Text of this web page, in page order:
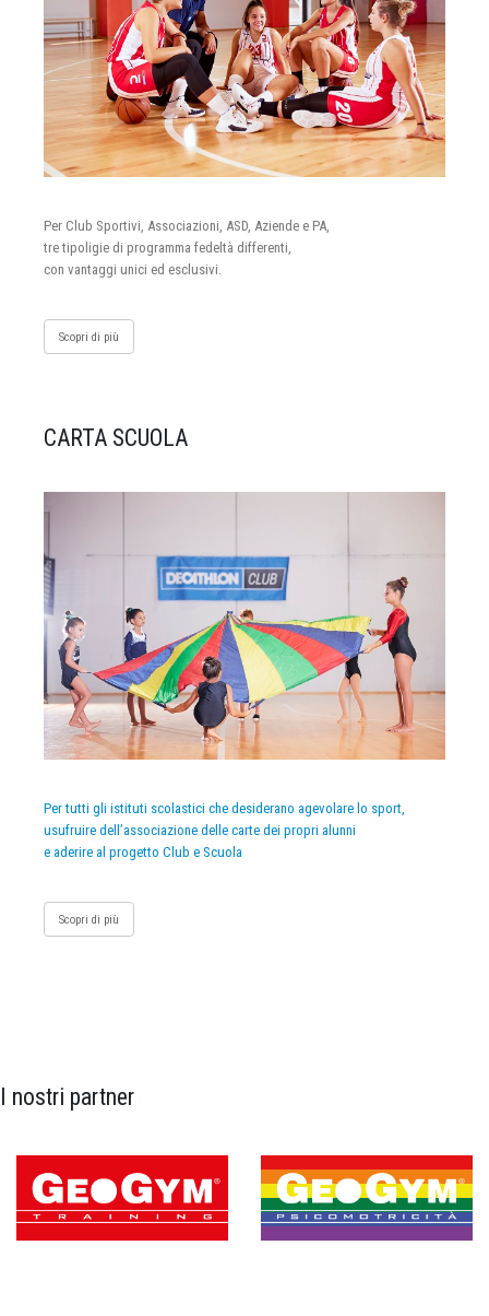
Per Club Sportivi, Associazioni, ASD, Aziende e PA,
tre tipoligie di programma fedeltà differenti,
con vantaggi unici ed esclusivi.
Scopri di più
CARTA SCUOLA
Per tutti gli istituti scolastici che desiderano agevolare lo sport,
usufruire dell’associazione delle carte dei propri alunni
e aderire al progetto Club e Scuola
Scopri di più
I nostri partner